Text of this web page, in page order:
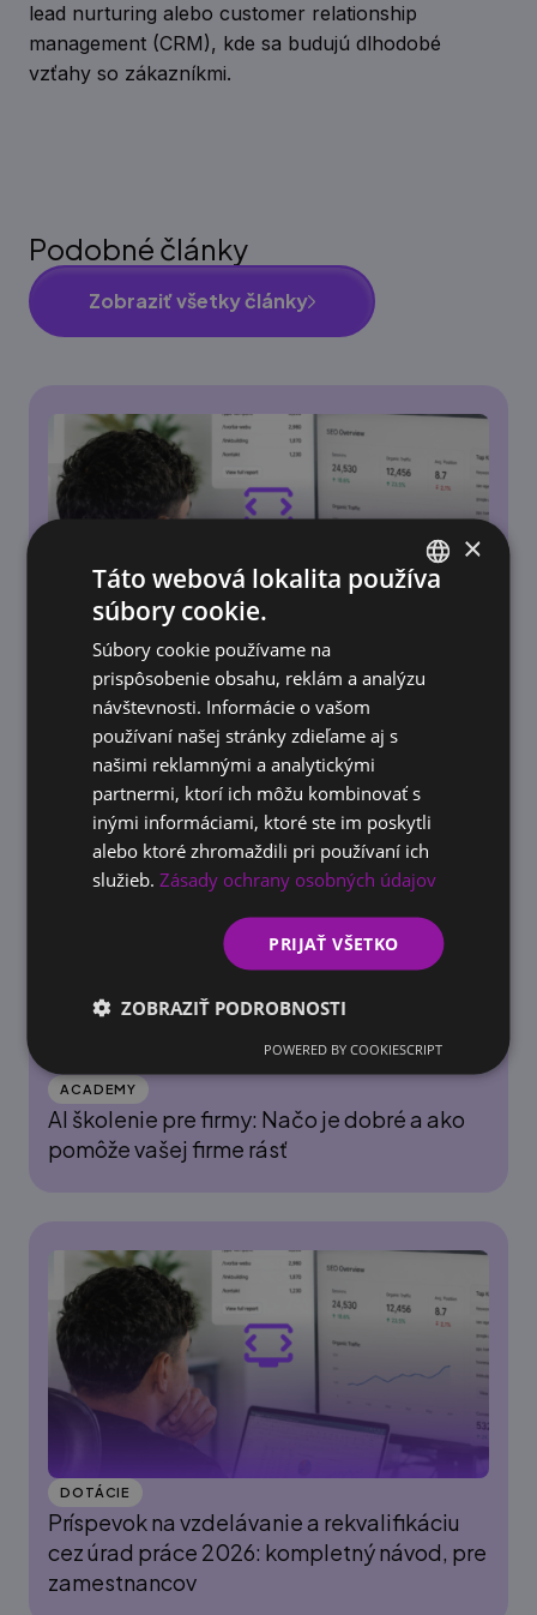
lead nurturing alebo customer relationship
management (CRM), kde sa budujú dlhodobé
vzťahy so zákazníkmi.
Podobné články
Zobraziť všetky články
DOTÁCIE
Príspevok na vzdelávanie zamestnancov
2026: Štát preplatí firmám 100 % nákladov
na kurzy
ACADEMY
AI školenie pre firmy: Načo je dobré a ako
pomôže vašej firme rásť
DOTÁCIE
Príspevok na vzdelávanie a rekvalifikáciu
cez úrad práce 2026: kompletný návod, pre
zamestnancov
×
Táto webová lokalita používa
súbory cookie.
Súbory cookie používame na
prispôsobenie obsahu, reklám a analýzu
návštevnosti. Informácie o vašom
používaní našej stránky zdieľame aj s
našimi reklamnými a analytickými
partnermi, ktorí ich môžu kombinovať s
inými informáciami, ktoré ste im poskytli
alebo ktoré zhromaždili pri používaní ich
služieb.Zásady ochrany osobných údajov
PRIJAŤ VŠETKO
ZOBRAZIŤ PODROBNOSTI
POWERED BY COOKIESCRIPT